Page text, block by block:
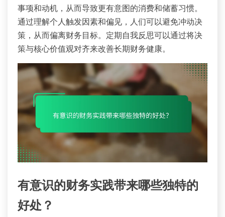
事项和动机，从而导致更有意图的消费和储蓄习惯。
通过理解个人触发因素和偏见，人们可以避免冲动决
策，从而偏离财务目标。定期自我反思可以通过将决
策与核心价值观对齐来改善长期财务健康。
有意识的财务实践带来哪些独特的
好处？